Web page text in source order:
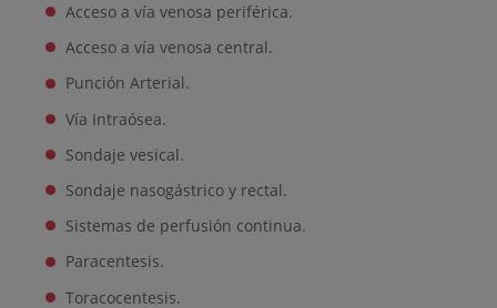
Acceso a vía venosa periférica.
Acceso a vía venosa central.
Punción Arterial.
Vía Intraósea.
Sondaje vesical.
Sondaje nasogástrico y rectal.
Sistemas de perfusión continua.
Paracentesis.
Toracocentesis.